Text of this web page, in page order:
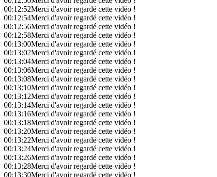
00:12:52Merci d'avoir regardé cette vidéo !
00:12:54Merci d'avoir regardé cette vidéo !
00:12:56Merci d'avoir regardé cette vidéo !
00:12:58Merci d'avoir regardé cette vidéo !
00:13:00Merci d'avoir regardé cette vidéo !
00:13:02Merci d'avoir regardé cette vidéo !
00:13:04Merci d'avoir regardé cette vidéo !
00:13:06Merci d'avoir regardé cette vidéo !
00:13:08Merci d'avoir regardé cette vidéo !
00:13:10Merci d'avoir regardé cette vidéo !
00:13:12Merci d'avoir regardé cette vidéo !
00:13:14Merci d'avoir regardé cette vidéo !
00:13:16Merci d'avoir regardé cette vidéo !
00:13:18Merci d'avoir regardé cette vidéo !
00:13:20Merci d'avoir regardé cette vidéo !
00:13:22Merci d'avoir regardé cette vidéo !
00:13:24Merci d'avoir regardé cette vidéo !
00:13:26Merci d'avoir regardé cette vidéo !
00:13:28Merci d'avoir regardé cette vidéo !
00:13:30Merci d'avoir regardé cette vidéo !